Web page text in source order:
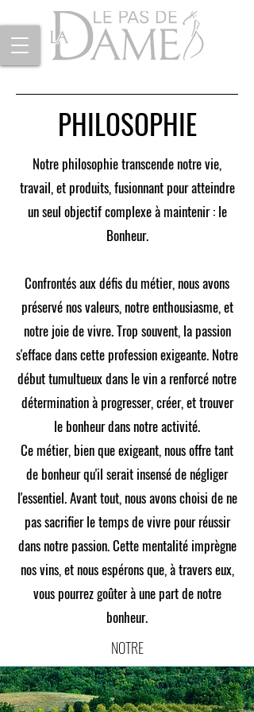
PHILOSOPHIE
Notre philosophie transcende notre vie,
travail, et produits, fusionnant pour atteindre
un seul objectif complexe à maintenir : le
Bonheur.
Confrontés aux défis du métier, nous avons
préservé nos valeurs, notre enthousiasme, et
notre joie de vivre. Trop souvent, la passion
s'efface dans cette profession exigeante. Notre
début tumultueux dans le vin a renforcé notre
détermination à progresser, créer, et trouver
le bonheur dans notre activité.
Ce métier, bien que exigeant, nous offre tant
de bonheur qu'il serait insensé de négliger
l'essentiel. Avant tout, nous avons choisi de ne
pas sacrifier le temps de vivre pour réussir
dans notre passion. Cette mentalité imprègne
nos vins, et nous espérons que, à travers eux,
vous pourrez goûter à une part de notre
bonheur.
NOTRE